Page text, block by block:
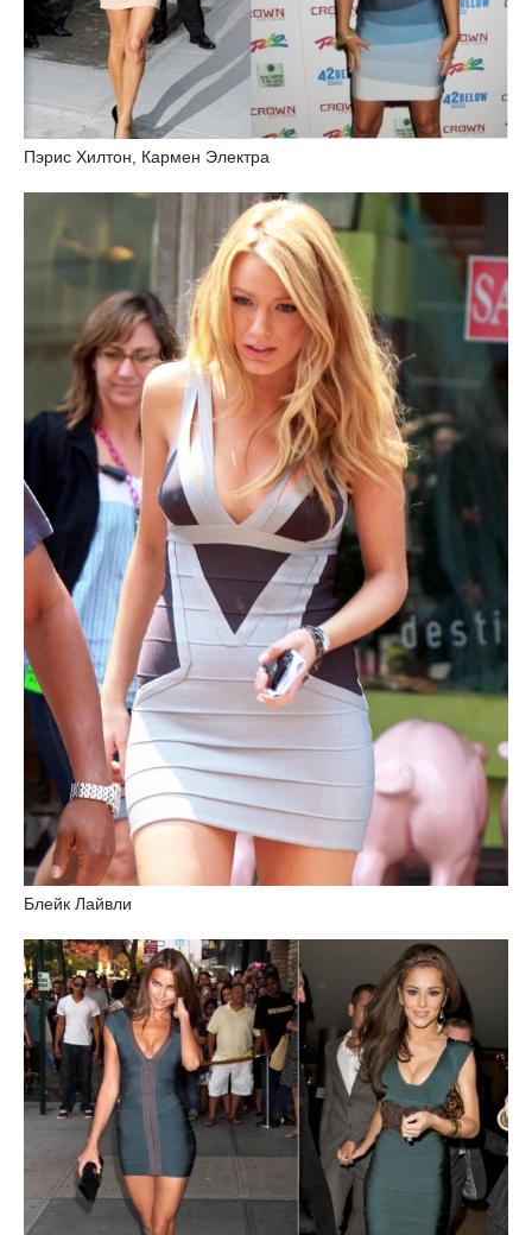
Пэрис Хилтон, Кармен Электра
Блейк Лайвли